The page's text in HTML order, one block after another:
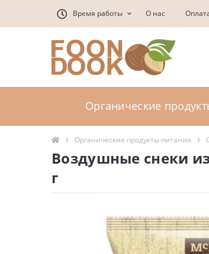
Время работы О нас
Органические
Органические продукты питания
Воздушные снеки
г